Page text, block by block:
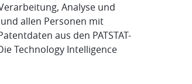
Analyse und
allen Personen mit
aus den PATSTAT-
Technology Intelligence